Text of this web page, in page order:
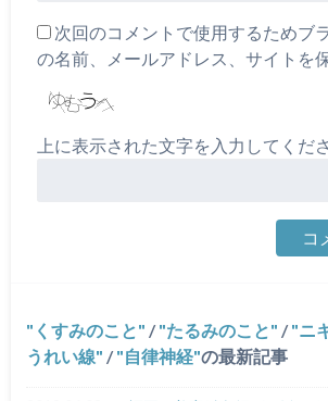
次回のコメントで使用するためブ
の名前、メールアドレス、サイトを
上に表示された文字を入力してくださ
くすみのこと / たるみのこと / ニ
うれい線
/ 自律神経 の最新記事